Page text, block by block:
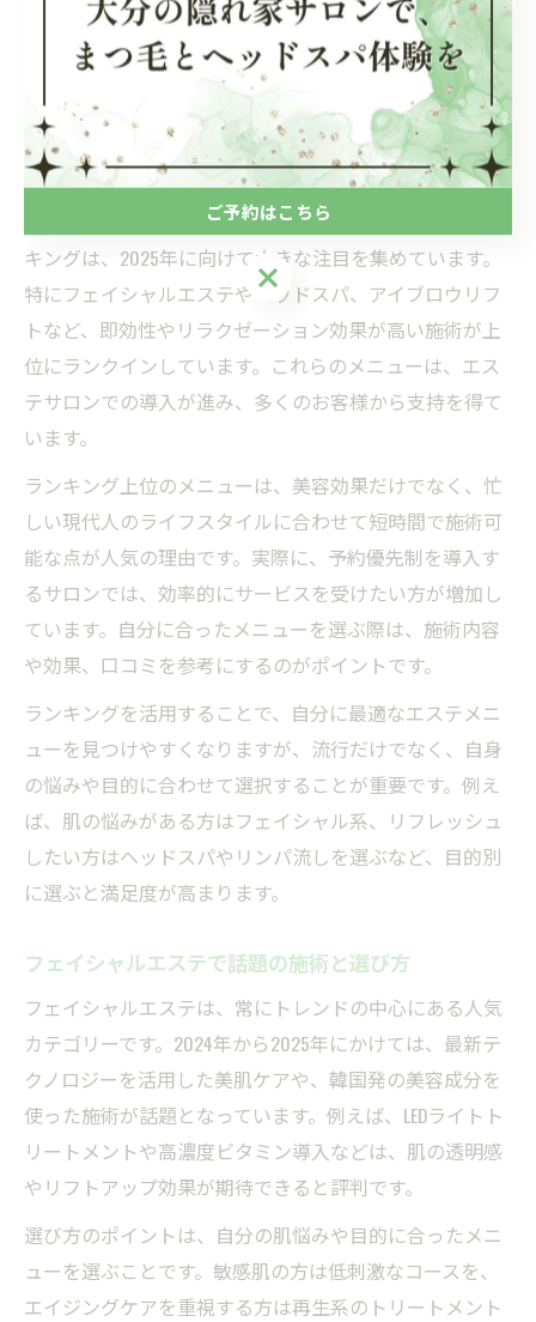
美容を高めるエステメニュー人気
ランキング
エステ人気メニュー最新ランキングを一挙紹介
エステ業界の最新トレンドを反映した人気メニューラン
キングは、2025年に向けて大きな注目を集めています。
特にフェイシャルエステやヘッドスパ、アイブロウリフ
トなど、即効性やリラクゼーション効果が高い施術が上
位にランクインしています。これらのメニューは、エス
テサロンでの導入が進み、多くのお客様から支持を得て
います。
ランキング上位のメニューは、美容効果だけでなく、忙
しい現代人のライフスタイルに合わせて短時間で施術可
能な点が人気の理由です。実際に、予約優先制を導入す
るサロンでは、効率的にサービスを受けたい方が増加し
ています。自分に合ったメニューを選ぶ際は、施術内容
や効果、口コミを参考にするのがポイントです。
ランキングを活用することで、自分に最適なエステメニ
ューを見つけやすくなりますが、流行だけでなく、自身
の悩みや目的に合わせて選択することが重要です。例え
ば、肌の悩みがある方はフェイシャル系、リフレッシュ
したい方はヘッドスパやリンパ流しを選ぶなど、目的別
に選ぶと満足度が高まります。
フェイシャルエステで話題の施術と選び方
フェイシャルエステは、常にトレンドの中心にある人気
カテゴリーです。2024年から2025年にかけては、最新テ
クノロジーを活用した美肌ケアや、韓国発の美容成分を
使った施術が話題となっています。例えば、LEDライトト
リートメントや高濃度ビタミン導入などは、肌の透明感
やリフトアップ効果が期待できると評判です。
選び方のポイントは、自分の肌悩みや目的に合ったメニ
ューを選ぶことです。敏感肌の方は低刺激なコースを、
エイジングケアを重視する方は再生系のトリートメント
ご予約はこちら
ご予約はこちら